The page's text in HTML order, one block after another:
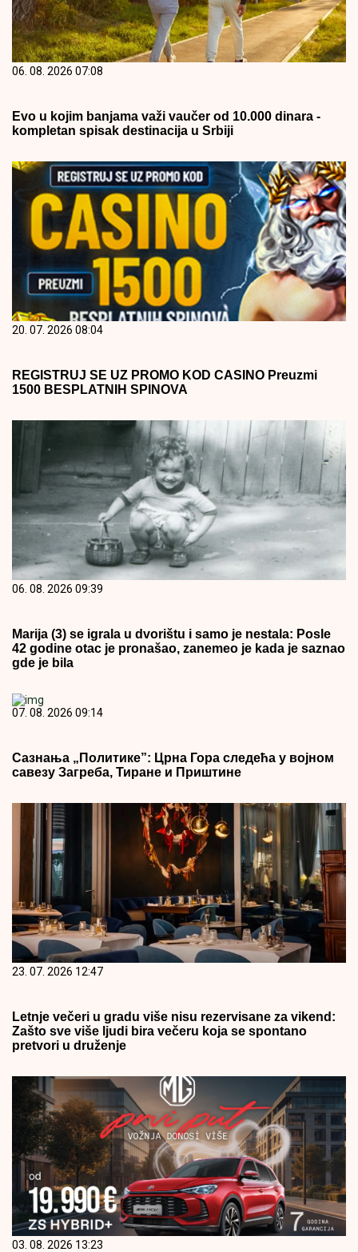
06. 08. 2026 07:08
Evo u kojim banjama važi vaučer od 10.000 dinara -
kompletan spisak destinacija u Srbiji
20. 07. 2026 08:04
REGISTRUJ SE UZ PROMO KOD CASINO Preuzmi
1500 BESPLATNIH SPINOVA
06. 08. 2026 09:39
Marija (3) se igrala u dvorištu i samo je nestala: Posle
42 godine otac je pronašao, zanemeo je kada je saznao
gde je bila
07. 08. 2026 09:14
Сазнања „Политике”: Црна Гора следећа у војном
савезу Загреба, Тиране и Приштине
23. 07. 2026 12:47
Letnje večeri u gradu više nisu rezervisane za vikend:
Zašto sve više ljudi bira večeru koja se spontano
pretvori u druženje
03. 08. 2026 13:23